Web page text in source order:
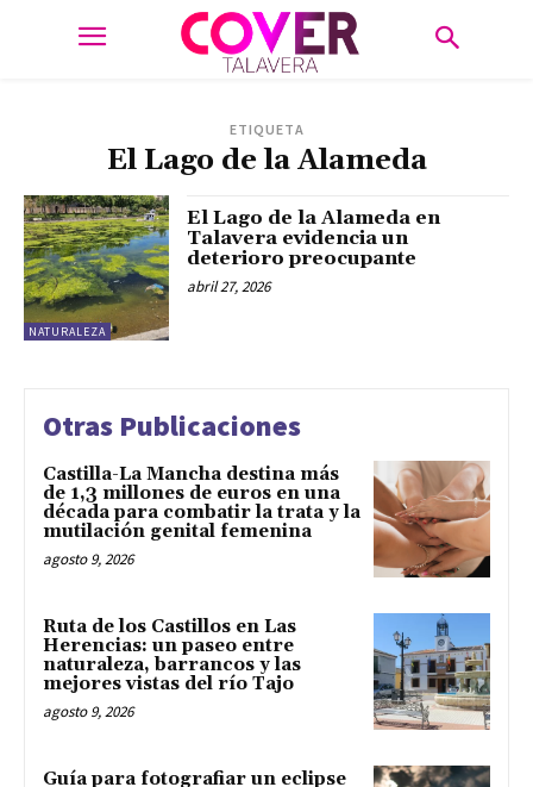
ETIQUETA
El Lago de la Alameda
NATURALEZA
El Lago de la Alameda en
Talavera evidencia un
deterioro preocupante
abril 27, 2026
Otras Publicaciones
Castilla-La Mancha destina más
de 1,3 millones de euros en una
década para combatir la trata y la
mutilación genital femenina
agosto 9, 2026
Ruta de los Castillos en Las
Herencias: un paseo entre
naturaleza, barrancos y las
mejores vistas del río Tajo
agosto 9, 2026
Guía para fotografiar un eclipse